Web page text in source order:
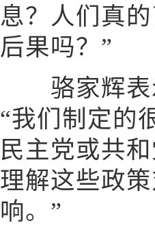
息？人们真
后果吗？”
骆家辉表
“我们制定的
民主党或共
理解这些政
响。”